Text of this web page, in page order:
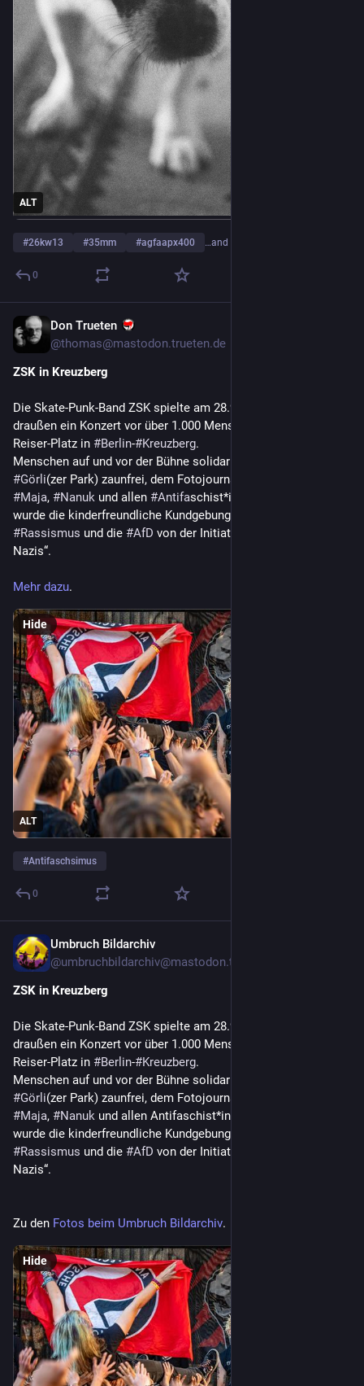
ALT
#26kw13 #35mm #agfaapx400 …and 14 more
0
Don Trueten
@thomas@mastodon.trueten.de
ZSK in Kreuzberg
Die Skate-Punk-Band ZSK spielte am 28.9. umsonst und
draußen ein Konzert vor über 1.000 Menschen auf dem Rio-
Reiser-Platz in #Berlin-#Kreuzberg.
#Görli(zer Park) zaunfrei, dem Fotojournalisten Hardy,
#Maja, #Nanuk und allen #Antifa​schist*innen. Veranstaltet
wurde die kinderfreundliche Kundgebung gegen
#Rassismus und die #AfD von der Initiative „Kein Bock auf
Mehr dazu.
ALT
Hide
#Antifaschsimus
0
Umbruch Bildarchiv
@umbruchbildarchiv@mastodon.trueten.de
ZSK in Kreuzberg
Die Skate-Punk-Band ZSK spielte am 28.9. umsonst und
draußen ein Konzert vor über 1.000 Menschen auf dem Rio-
Reiser-Platz in #Berlin-#Kreuzberg.
#Görli(zer Park) zaunfrei, dem Fotojournalisten Hardy,
#Maja, #Nanuk und allen Antifaschist*innen. Veranstaltet
wurde die kinderfreundliche Kundgebung gegen
#Rassismus und die #AfD von der Initiative „Kein Bock auf
Zu den Fotos beim Umbruch Bildarchiv.
Hide